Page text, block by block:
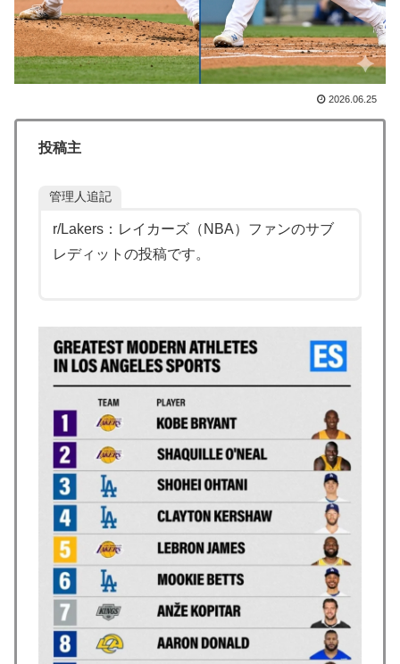
な」
▶ 大地震が起きても手術をやり遂げる日本の医療チーム、
海外でも凄すぎると絶賛
韓国人「トヨタが2027年に次世代ハイブリッドバッテ
リーを導入へ！最大1000kmの航続距離や超高速充電を
目指す」
の大復活に米国人が大喜び
大地震が起きても手術をやり遂げる日本の医療チーム、
▶ 韓国人「フランスの有力紙も大韓サッカー協会前代未聞
の不祥事を詳細に報道！」→「国際的スキャンダルに発
展してしまう‥」
韓国が独自開発したと自慢する甘いトマト、実はそこら
辺のトマトに砂糖水を注入していただけなのが判明して
大問題にw
海外「さすが日本！」日本とドイツの仕事効率の差が分
かる数字に海外が大騒ぎ
韓国人「熊本地震で見る日本の土木技術の完全勝利をご
覧ください」→「これはすごいわ」「こういうのを見る
と日本人は何か適当に作る感じがしない・・・」「あれ
がまさに経験値である」
韓国人「日本メディアが大型台風13号が急カーブで韓国
方面に向かって来ると予報！」→「予想外の進路‥」
2026.06.25
投稿主
管理人追記
r/Lakers：レイカーズ（NBA）ファンのサブ
レディットの投稿です。